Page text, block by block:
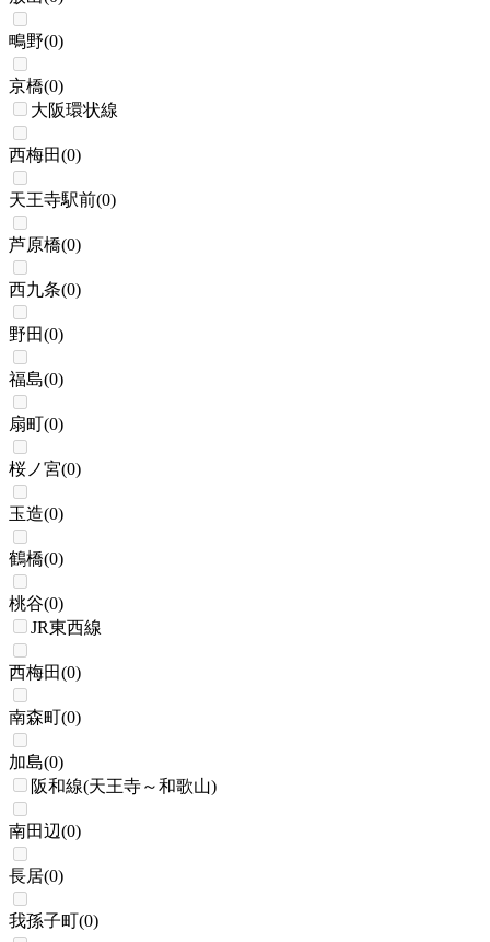
鴫野(0)
京橋(0)
大阪環状線
西梅田(0)
天王寺駅前(0)
芦原橋(0)
西九条(0)
野田(0)
福島(0)
扇町(0)
桜ノ宮(0)
玉造(0)
鶴橋(0)
桃谷(0)
JR東西線
西梅田(0)
南森町(0)
加島(0)
阪和線(天王寺～和歌山)
南田辺(0)
長居(0)
我孫子町(0)